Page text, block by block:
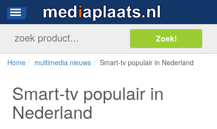
Home multimedia nieuws Smart-tv populair in Nederland
Smart-tv populair in
Nederland